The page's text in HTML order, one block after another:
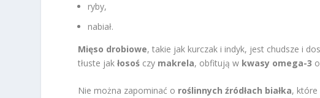
ryby,
nabiał.
Mięso drobiowe, takie jak kurczak i indyk, jest chudsze i
tłuste jakłosoś czy makrela, obfitują w kwasy omega-3
Nie można zapominać o roślinnych źródłach białka, które